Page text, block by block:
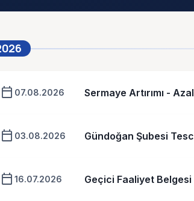
calendar_today 07.08.2026 Sermaye Artırımı -
calendar_today 03.08.2026 Gündoğan Şubesi
calendar_today 16.07.2026 Geçici Faaliyet Belgesi